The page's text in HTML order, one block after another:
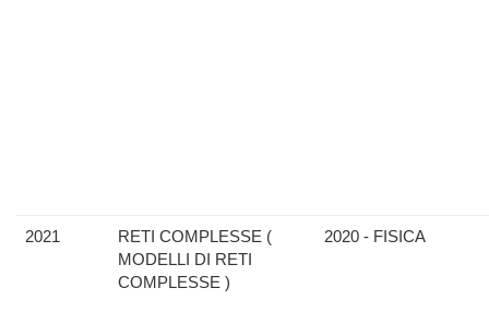
2021
RETI COMPLESSE (
MODELLI DI RETI
COMPLESSE )
2020 - FISICA